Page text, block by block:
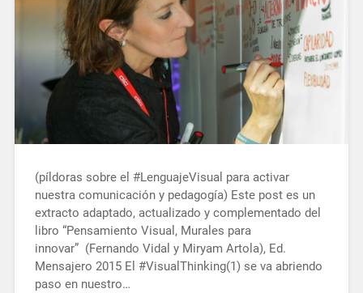
(píldoras sobre el #LenguajeVisual para activar
nuestra comunicación y pedagogía) Este post es un
extracto adaptado, actualizado y complementado del
libro “Pensamiento Visual, Murales para
innovar” (Fernando Vidal y Miryam Artola), Ed.
Mensajero 2015 El #VisualThinking(1) se va abriendo
paso en nuestro…